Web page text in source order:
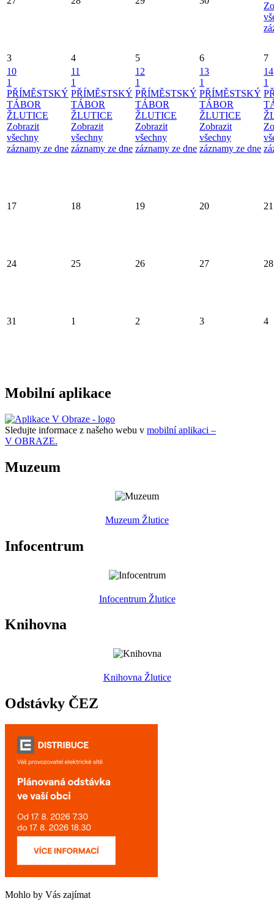
3 4 5 6
7
10
1
PŘÍMĚSTSKÝ
TÁBOR
ŽLUTICE
Zobrazit
všechny
záznamy ze dne
11
1
PŘÍMĚSTSKÝ
TÁBOR
ŽLUTICE
Zobrazit
všechny
záznamy ze dne
12
1
PŘÍMĚSTSKÝ
TÁBOR
ŽLUTICE
Zobrazit
všechny
záznamy ze dne
13
1
PŘÍMĚSTSKÝ
TÁBOR
ŽLUTICE
Zobrazit
všechny
záznamy ze dne
14
1
17 18 19 20 21
24 25 26 27 28
31 1 2 3 4
Mobilní aplikace
Sledujte informace z našeho webu v mobilní aplikaci –
V OBRAZE.
Muzeum
Muzeum Žlutice
Infocentrum
Infocentrum Žlutice
Knihovna
Knihovna Žlutice
Odstávky ČEZ
Mohlo by Vás zajímat